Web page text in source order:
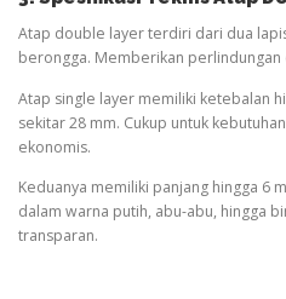
Atap double layer terdiri dari dua
berongga. Memberikan
Atap single layer memiliki ketebalan
sekitar 28 mm. Cukup untuk
ekonomis.
Keduanya memiliki panjang hingga 6
dalam warna putih, abu-abu, hingga
transparan.